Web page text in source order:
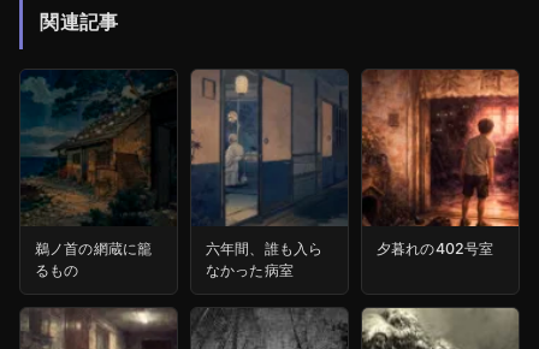
関連記事
鵜ノ首の網蔵に籠
るもの
六年間、誰も入ら
なかった病室
夕暮れの402号室